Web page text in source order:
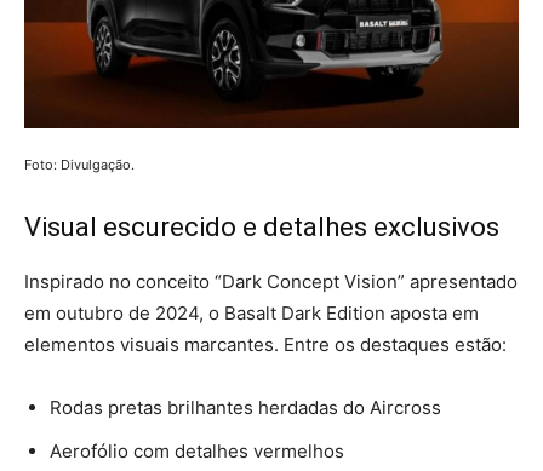
Foto: Divulgação.
Visual escurecido e detalhes exclusivos
Inspirado no conceito “Dark Concept Vision” apresentado
em outubro de 2024, o Basalt Dark Edition aposta em
elementos visuais marcantes. Entre os destaques estão:
Rodas pretas brilhantes herdadas do Aircross
Aerofólio com detalhes vermelhos